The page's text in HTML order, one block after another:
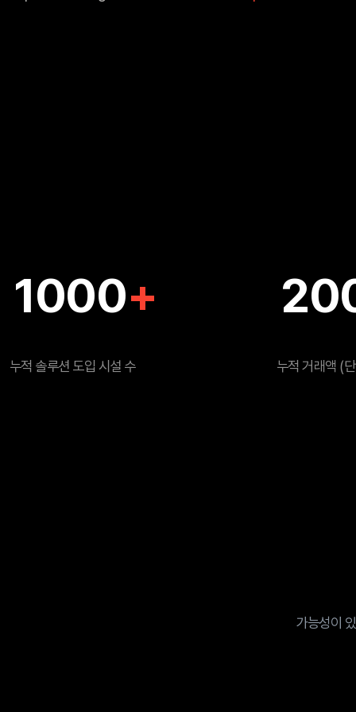
1000
누적 솔루션 도입 시설 수 누적 거래액 (
가능성이